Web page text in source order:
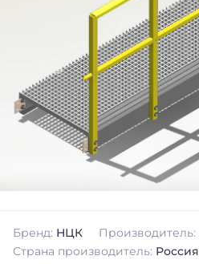
Бренд: НЦК Производитель:
Страна производитель: Россия